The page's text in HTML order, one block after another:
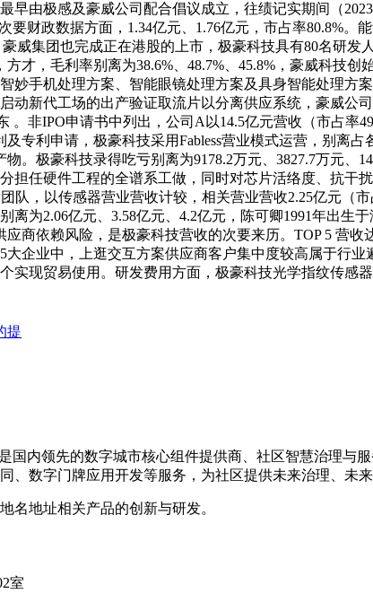
早由极感及豪威公司配合倡议成立，往绩记实期间（
财政数据方面，1.34亿元、1.76亿元，市占率80.8%。
威集团也完成正在港股的上市，极豪科技具有80名研
才，毛利率别离为38.6%、48.7%、45.8%，豪威科技
妙手机处理方案、智能眼镜处理方案及具身智能处理方
动新代工场的出产验证取流片以分离供应系统，豪威公
。非IPO申请书中列出，公司A以14.5亿元营收（市占率
专利申请，极豪科技采用Fabless营业模式运营，别离
。极豪科技录得吃亏别离为9178.2万元、3827.7万元、
担任硬件工程的全谱系工做，同时对芯片活络度、抗干
，以传感器营业营收计较，相关营业营收2.25亿元（
为2.06亿元、3.58亿元、4.2亿元，陈可卿1991年出生
商依赖风险，是极豪科技营收的次要来历。TOP 5 营
企业中，上逛交互方案供应商客户集中度较高属于行
现贸易使用。研发费用方面，极豪科技光学指纹传感
提
国内领先的数字城市核心组件提供商、社区智慧治理与
、数字门牌应用开发等服务，为社区提供未来治理、未
名地址相关产品的创新与研发。
室